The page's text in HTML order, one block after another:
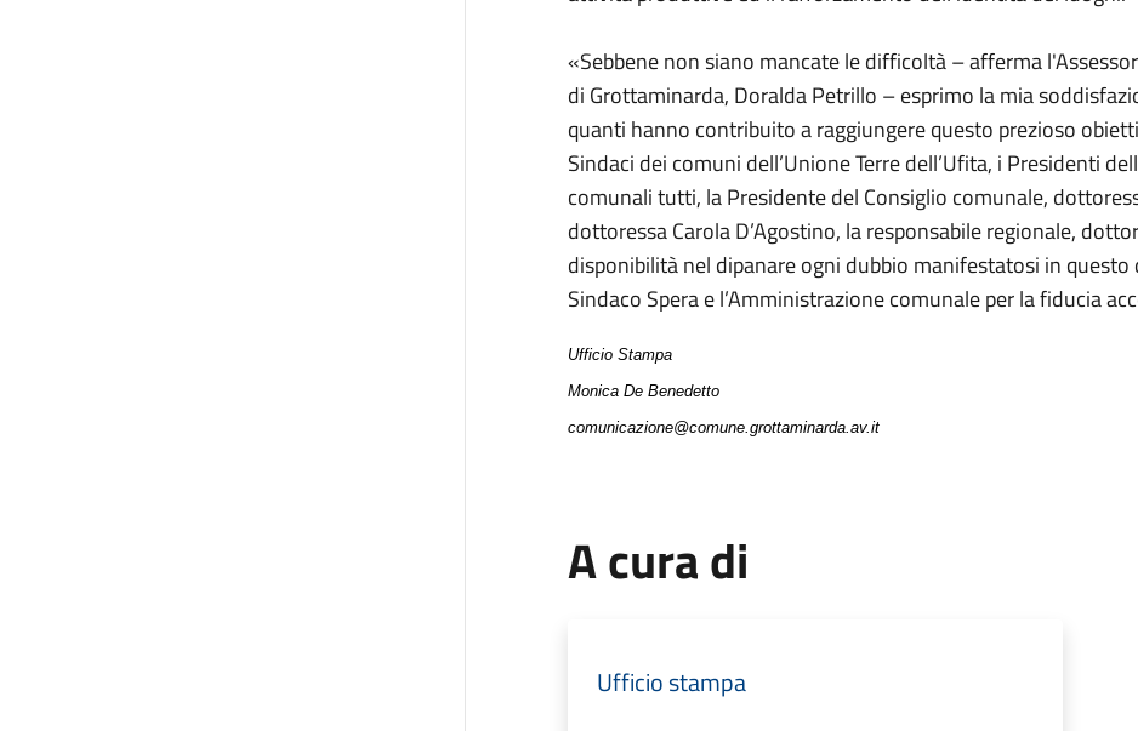
«Sebbene non siano mancate le difficoltà – afferma
di Grottaminarda, Doralda Petrillo – esprimo la mia
quanti hanno contribuito a raggiungere questo prezioso
Sindaci dei comuni dell’Unione Terre dell’Ufita, i Presidenti
comunali tutti, la Presidente del Consiglio comunale,
dottoressa Carola D’Agostino, la responsabile regionale,
disponibilità nel dipanare ogni dubbio manifestatosi in
Sindaco Spera e l’Amministrazione comunale per la fiducia
Ufficio Stampa
Monica De Benedetto
comunicazione@comune.grottaminarda.av.it
A cura di
Ufficio stampa